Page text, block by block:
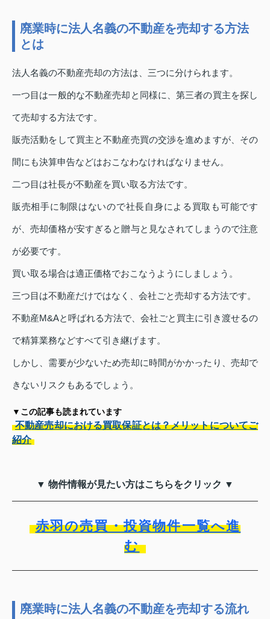
廃業時に法人名義の不動産を売却する方法
とは
法人名義の不動産売却の方法は、三つに分けられます。
一つ目は一般的な不動産売却と同様に、第三者の買主を探し
て売却する方法です。
販売活動をして買主と不動産売買の交渉を進めますが、その
間にも決算申告などはおこなわなければなりません。
二つ目は社長が不動産を買い取る方法です。
販売相手に制限はないので社長自身による買取も可能です
が、売却価格が安すぎると贈与と見なされてしまうので注意
が必要です。
買い取る場合は適正価格でおこなうようにしましょう。
三つ目は不動産だけではなく、会社ごと売却する方法です。
不動産M&Aと呼ばれる方法で、会社ごと買主に引き渡せるの
で精算業務などすべて引き継げます。
しかし、需要が少ないため売却に時間がかかったり、売却で
きないリスクもあるでしょう。
▼この記事も読まれています
不動産売却における買取保証とは？メリットについてご
紹介
▼ 物件情報が見たい方はこちらをクリック ▼
赤羽の売買・投資物件一覧へ進
む
廃業時に法人名義の不動産を売却する流れ